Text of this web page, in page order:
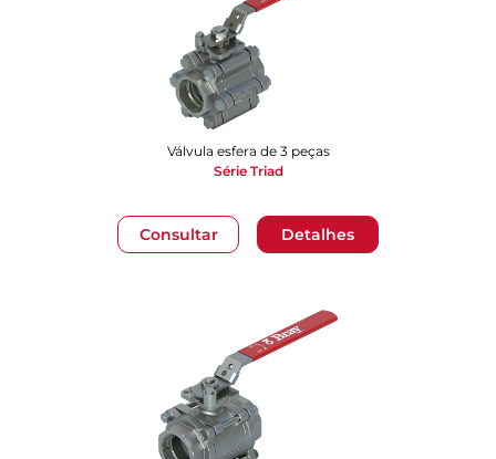
Consultar Detalhes
Válvula esfera de 3 peças
Série Triad